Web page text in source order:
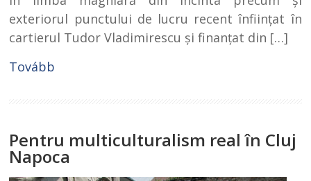
exteriorul punctului de lucru recent înfiinţat în
cartierul Tudor Vladimirescu şi finanţat din […]
Tovább
Pentru multiculturalism real în Cluj
Napoca